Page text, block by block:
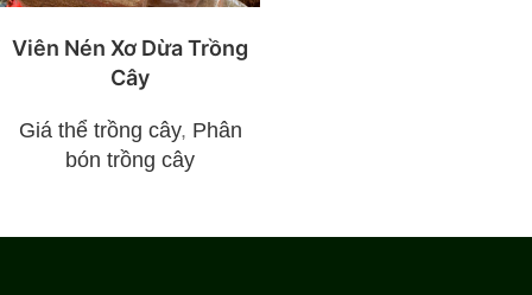
Viên Nén Xơ Dừa Trồng
Cây
Giá thể trồng cây, Phân
bón trồng cây